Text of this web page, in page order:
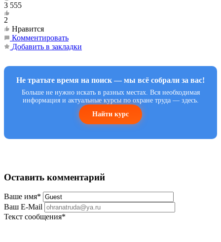
3 555
2
Нравится
Комментировать
Добавить в закладки
Не тратьте время на поиск — мы всё собрали за вас!
Больше не нужно искать в разных местах. Вся необходимая
информация и актуальные курсы по охране труда — здесь.
Найти курс
Оставить комментарий
Ваше имя*
Ваш E-Mail
Текст сообщения*